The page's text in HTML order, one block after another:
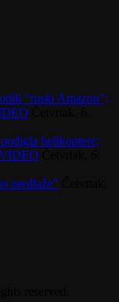
"ruski Amazon";
helikoptere;
predlaže"